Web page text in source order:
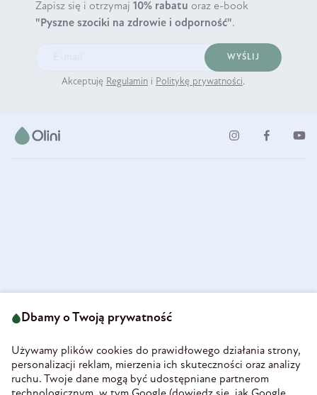
Zapisz się i otrzymaj 10% rabatu oraz e-book
"Pyszne szociki na zdrowie i odporność".
WYŚLIJ
Akceptuję Regulamin i Politykę prywatności.
58-160 Świebodzice
REGON 890213034
INFORMACJE
Dbamy o Twoją prywatność
Używamy plików cookies do prawidłowego działania strony,
personalizacji reklam, mierzenia ich skuteczności oraz analizy
ruchu. Twoje dane mogą być udostępniane partnerom